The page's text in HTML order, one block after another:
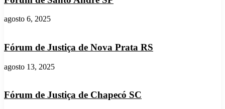
agosto 6, 2025
Fórum de Justiça de Nova Prata RS
agosto 13, 2025
Fórum de Justiça de Chapecó SC